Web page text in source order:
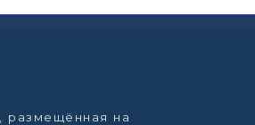
размещённая на